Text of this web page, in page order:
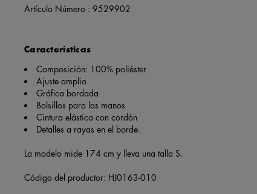
Artículo Número : 9529902
Características
Composición: 100% poliéster
Ajuste amplio
Gráfica bordada
Bolsillos para las manos
Cintura elástica con cordón
Detalles a rayas en el borde.
La modelo mide 174 cm y lleva una talla S.
Código del productor: HJ0163-010